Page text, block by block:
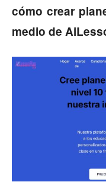
cómo crear
medio de